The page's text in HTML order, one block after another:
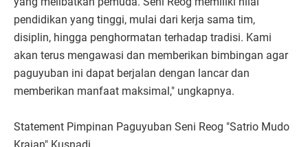
pendidikan yang tinggi, mulai dari kerja sama tim,
disiplin, hingga penghormatan terhadap tradisi. Kami
akan terus mengawasi dan memberikan bimbingan agar
paguyuban ini dapat berjalan dengan lancar dan
memberikan manfaat maksimal," ungkapnya.
Statement Pimpinan Paguyuban Seni Reog "Satrio Mudo
Krajan" Kusnadi